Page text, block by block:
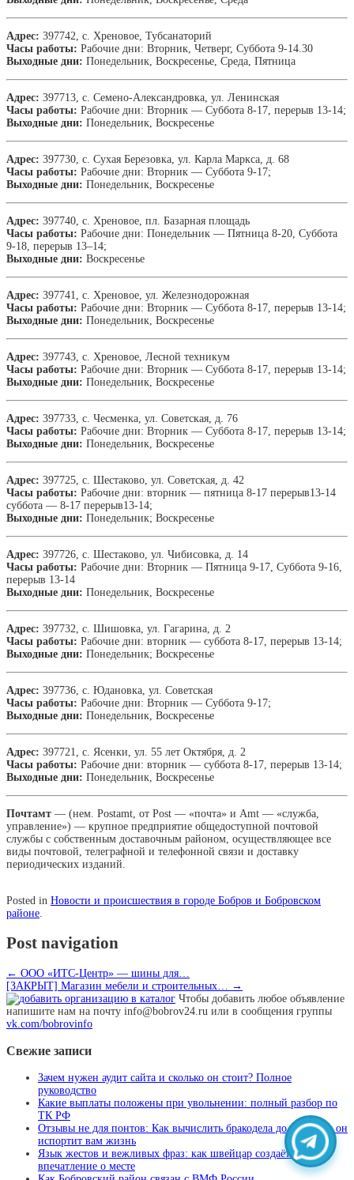
Адрес: 397742, с. Хреновое, Тубсанаторий
Часы работы: Рабочие дни: Вторник, Четверг, Суббота 9-14.30
Выходные дни: Понедельник, Воскресенье, Среда, Пятница
Адрес: 397713, с. Семено-Александровка, ул. Ленинская
Часы работы: Рабочие дни: Вторник — Суббота 8-17, перерыв 13-14;
Выходные дни: Понедельник, Воскресенье
Адрес: 397730, с. Сухая Березовка, ул. Карла Маркса, д. 68
Часы работы: Рабочие дни: Вторник — Суббота 9-17;
Выходные дни: Понедельник, Воскресенье
Адрес: 397740, с. Хреновое, пл. Базарная площадь
Часы работы: Рабочие дни: Понедельник — Пятница 8-20, Суббота
9-18, перерыв 13–14;
Выходные дни: Воскресенье
Адрес: 397741, с. Хреновое, ул. Железнодорожная
Часы работы: Рабочие дни: Вторник — Суббота 8-17, перерыв 13-14;
Выходные дни: Понедельник, Воскресенье
Адрес: 397743, с. Хреновое, Лесной техникум
Часы работы: Рабочие дни: Вторник — Суббота 8-17, перерыв 13-14;
Выходные дни: Понедельник, Воскресенье
Адрес: 397733, с. Чесменка, ул. Советская, д. 76
Часы работы: Рабочие дни: Вторник — Суббота 8-17, перерыв 13-14;
Выходные дни: Понедельник, Воскресенье
Адрес: 397725, с. Шестаково, ул. Советская, д. 42
Часы работы: Рабочие дни: вторник — пятница 8-17 перерыв13-14
суббота — 8-17 перерыв13-14;
Выходные дни: Понедельник; Воскресенье
Адрес: 397726, с. Шестаково, ул. Чибисовка, д. 14
Часы работы: Рабочие дни: Вторник — Пятница 9-17, Суббота 9-16,
перерыв 13-14
Выходные дни: Понедельник, Воскресенье
Адрес: 397732, с. Шишовка, ул. Гагарина, д. 2
Часы работы: Рабочие дни: вторник — суббота 8-17, перерыв 13-14;
Выходные дни: Понедельник; Воскресенье
Адрес: 397736, с. Юдановка, ул. Советская
Часы работы: Рабочие дни: Вторник — Суббота 9-17;
Выходные дни: Понедельник, Воскресенье
Адрес: 397721, с. Ясенки, ул. 55 лет Октября, д. 2
Часы работы: Рабочие дни: вторник — суббота 8-17, перерыв 13-14;
Выходные дни: Понедельник, Воскресенье
Почтамт — (нем. Postamt, от Post — «почта» и Amt — «служба,
управление») — крупное предприятие общедоступной почтовой
службы с собственным доставочным районом, осуществляющее все
виды почтовой, телеграфной и телефонной связи и доставку
периодических изданий.
Posted in Новости и происшествия в городе Бобров и Бобровском
районе
Post navigation
← ООО «ИТС-Центр» — шины для…
[ЗАКРЫТ] Магазин мебели и строительных…
→
Чтобы добавить любое объявление
напишите нам на почту info@bobrov24.ru или в сообщения группы
vk.com/bobrovinfo
Свежие записи
Зачем нужен аудит сайта и сколько он стоит? Полное
руководство
Какие выплаты положены при увольнении: полный разбор по
ТК РФ
Отзывы не для понтов: Как вычислить бракодела до того, как он
испортит вам жизнь
Язык жестов и вежливых фраз: как швейцар создаёт первое
впечатление о месте